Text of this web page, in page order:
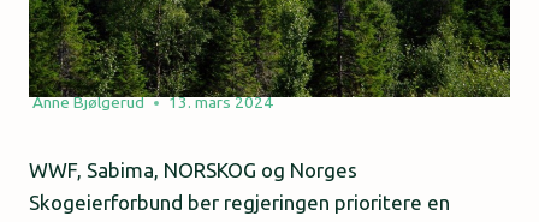
Anne Bjølgerud 13. mars 2024
WWF, Sabima, NORSKOG og Norges
Skogeierforbund ber regjeringen prioritere en